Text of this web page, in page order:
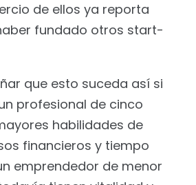
de ellos ya reporta
fundado otros start-
que esto suceda así si
profesional de cinco
habilidades de
financieros y tiempo
emprendedor de menor